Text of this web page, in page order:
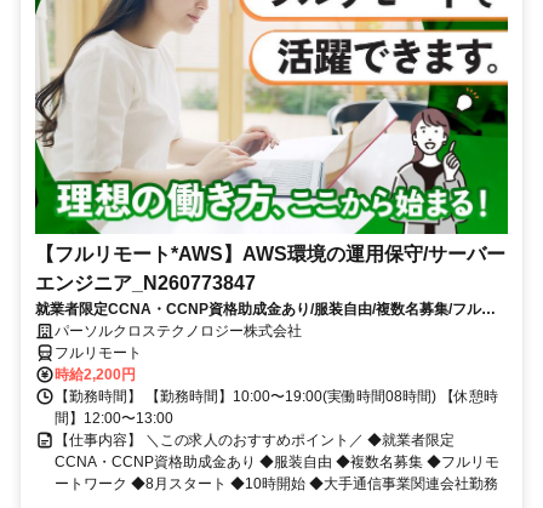
【フルリモート*AWS】AWS環境の運用保守/サーバー
エンジニア_N260773847
就業者限定CCNA・CCNP資格助成金あり/服装自由/複数名募集/フルリ
モートワーク/8月スタート/10時開始/大手通信事業関連会社勤務
パーソルクロステクノロジー株式会社
フルリモート
時給2,200円
【勤務時間】 【勤務時間】10:00〜19:00(実働時間08時間) 【休憩時
間】12:00〜13:00
【仕事内容】 ＼この求人のおすすめポイント／ ◆就業者限定
CCNA・CCNP資格助成金あり ◆服装自由 ◆複数名募集 ◆フルリモ
ートワーク ◆8月スタート ◆10時開始 ◆大手通信事業関連会社勤務